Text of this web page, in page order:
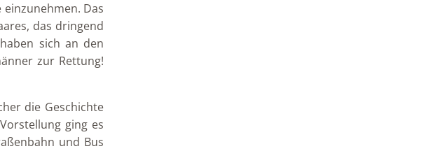
Das
das dringend
sich an den
zur Rettung!
die Geschichte
ging es
und Bus